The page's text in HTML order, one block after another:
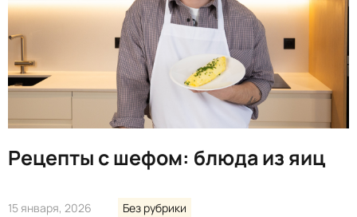
Рецепты с шефом: блюда из яиц
15 января, 2026 Без рубрики